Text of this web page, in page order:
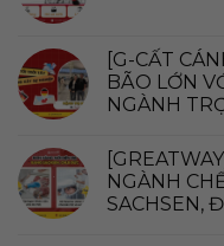
[G-CẤT
BÃO LỚN
NGÀNH
NGÀNH
SACHSEN,